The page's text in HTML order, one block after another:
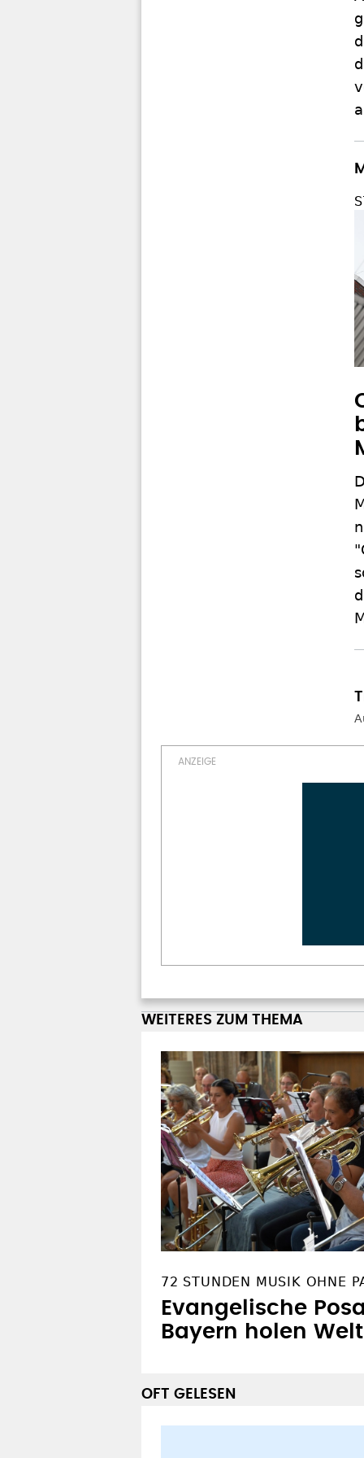
WEITERES ZUM THEMA
Evangelische